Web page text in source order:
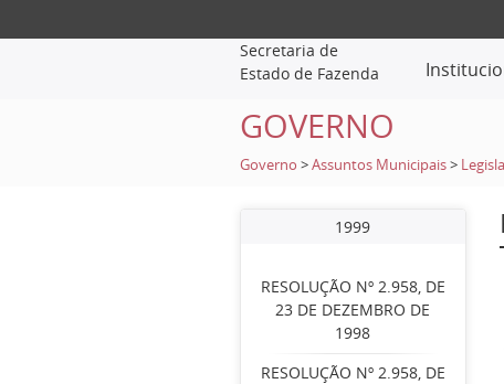
Secretaria de
Estado de Fazenda
GOVERNO
Governo >Assuntos Municipais >
1999
RESOLUÇÃO Nº 2.958, DE
23 DE DEZEMBRO DE
1998
RESOLUÇÃO Nº 2.958, DE